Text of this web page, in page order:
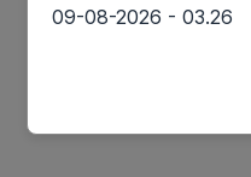
09-08-2026 - 03.26